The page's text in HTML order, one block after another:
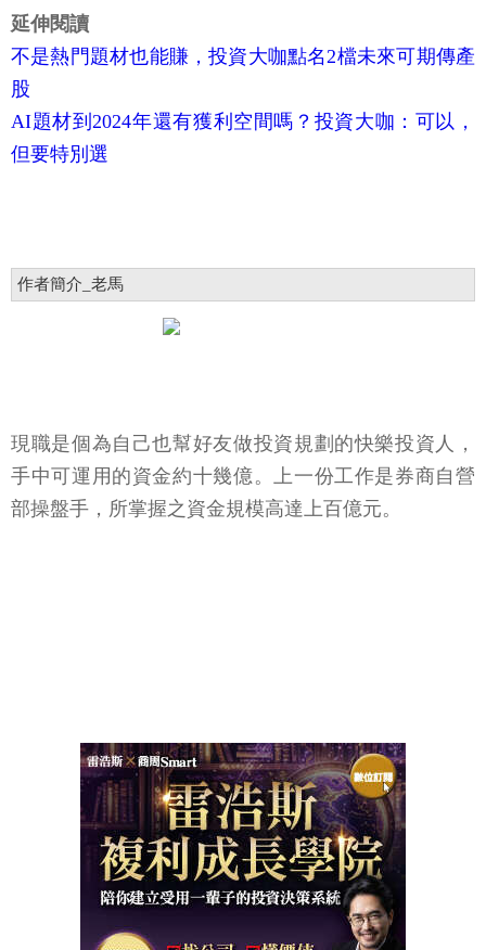
延伸閱讀
不是熱門題材也能賺，投資大咖點名2檔未來可期傳產
股
AI題材到2024年還有獲利空間嗎？投資大咖：可以，
但要特別選
作者簡介_老馬
現職是個為自己也幫好友做投資規劃的快樂投資人，
手中可運用的資金約十幾億。上一份工作是券商自營
部操盤手，所掌握之資金規模高達上百億元。